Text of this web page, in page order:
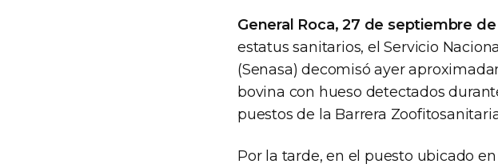
General Roca, 27 de septiembre de
estatus sanitarios, el Servicio
(Senasa) decomisó ayer
bovina con hueso detectados
puestos de la Barrera
Por la tarde, en el puesto ubicado